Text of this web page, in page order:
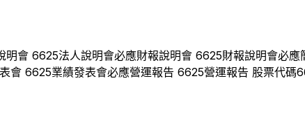
明會 6625法人說明會必應財報說明會 6625財報說明會必應
會 6625業績發表會必應營運報告 6625營運報告 股票代碼